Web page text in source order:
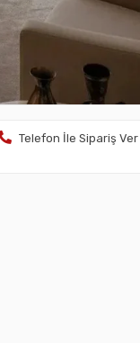
Telefon İle Sipariş Ver